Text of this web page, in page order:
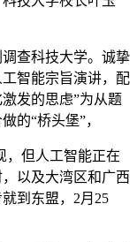
查科技大学。诚挚
智能宗旨演讲，配
发的思虑”为从题
的“桥头堡”，
但人工智能正在
以及大湾区和广西
到东盟，2月25